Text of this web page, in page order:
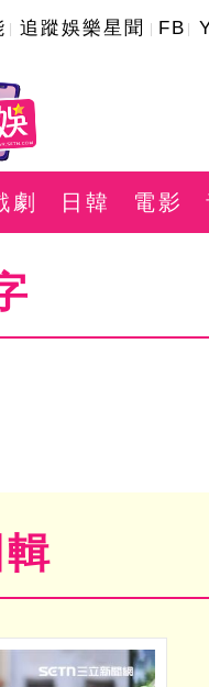
追蹤娛樂星聞 FB
劇 日韓 電影